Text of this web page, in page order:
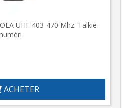
UHF 403-470 Mhz. Talkie-
ACHETER